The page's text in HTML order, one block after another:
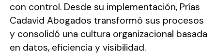
con control. Desde su implementación, Prías
Cadavid Abogados transformó sus procesos
y consolidó una cultura organizacional basada
en datos, eficiencia y visibilidad.